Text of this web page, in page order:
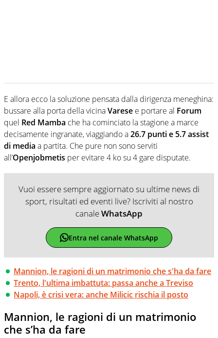
E allora ecco la soluzione pensata dalla dirigenza meneghina:
bussare alla porta della vicinaVarese e portare al Forum
quel Red Mamba che ha cominciato la stagione a marce
decisamente ingranate, viaggiando a26.7 punti e 5.7 assist
di media a partita. Che pure non sono serviti
all’Openjobmetis per evitare 4 ko su 4 gare disputate.
Vuoi essere sempre aggiornato su ultime news di
sport, risultati ed eventi live? Iscriviti al nostro
canaleWhatsApp
Entra nel canale WhatsApp
Mannion, le ragioni di un matrimonio che s'ha da fare
Trento, l'ultima imbattuta: passa anche a Treviso
Napoli, è crisi vera: anche Milicic rischia il posto
Mannion, le ragioni di un matrimonio
che s’ha da fare